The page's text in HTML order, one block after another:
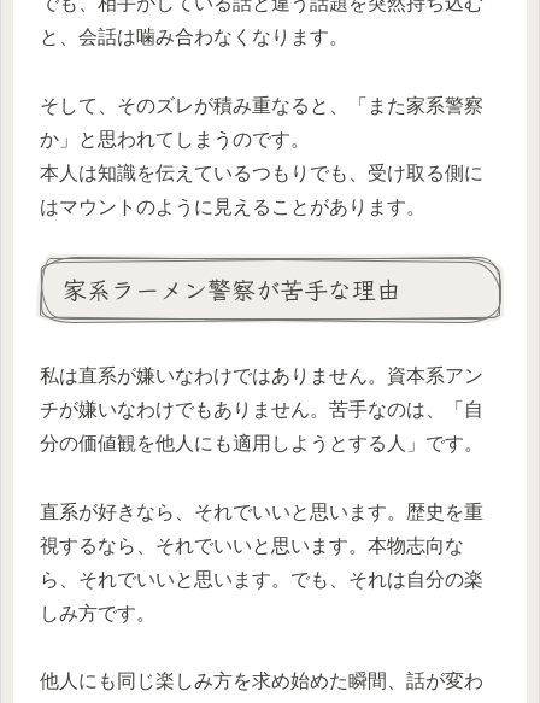
と、会話は噛み合わなくなります。
そして、そのズレが積み重なると、「また家系警察
か」と思われてしまうのです。
本人は知識を伝えているつもりでも、受け取る側に
はマウントのように見えることがあります。
家系ラーメン警察が苦手な理由
私は直系が嫌いなわけではありません。資本系アン
チが嫌いなわけでもありません。苦手なのは、「自
分の価値観を他人にも適用しようとする人」です。
直系が好きなら、それでいいと思います。歴史を重
視するなら、それでいいと思います。本物志向な
ら、それでいいと思います。でも、それは自分の楽
しみ方です。
他人にも同じ楽しみ方を求め始めた瞬間、話が変わ